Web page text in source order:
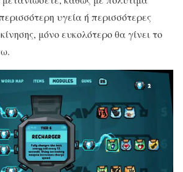
υγεία ή περισσότερες
μόνο ευκολότερο θα γίνει το